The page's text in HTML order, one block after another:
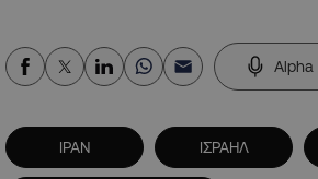
Alpha
ΙΡΑΝ ΙΣΡΑΗΛ